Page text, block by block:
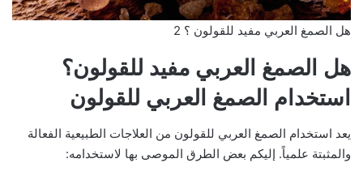
هل الصمغ العربي مفيد للقولون ؟ 2
هل الصمغ العربي مفيد للقولون؟
استخدام الصمغ العربي للقولون
يعد استخدام الصمغ العربي للقولون من العلاجات الطبيعية الفعالة
والمثبتة علمياً. إليكم بعض الطرق الموصى بها لاستخدامه: